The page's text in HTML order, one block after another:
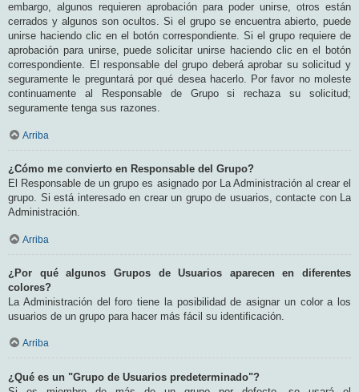
embargo, algunos requieren aprobación para poder unirse, otros están
cerrados y algunos son ocultos. Si el grupo se encuentra abierto, puede
unirse haciendo clic en el botón correspondiente. Si el grupo requiere de
aprobación para unirse, puede solicitar unirse haciendo clic en el botón
correspondiente. El responsable del grupo deberá aprobar su solicitud y
seguramente le preguntará por qué desea hacerlo. Por favor no moleste
continuamente al Responsable de Grupo si rechaza su solicitud;
seguramente tenga sus razones.
Arriba
¿Cómo me convierto en Responsable del Grupo?
El Responsable de un grupo es asignado por La Administración al crear el
grupo. Si está interesado en crear un grupo de usuarios, contacte con La
Administración.
Arriba
¿Por qué algunos Grupos de Usuarios aparecen en diferentes
colores?
La Administración del foro tiene la posibilidad de asignar un color a los
usuarios de un grupo para hacer más fácil su identificación.
Arriba
¿Qué es un "Grupo de Usuarios predeterminado"?